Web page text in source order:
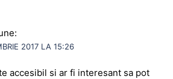
2017 LA 15:26
accesibil si ar fi interesant sa pot